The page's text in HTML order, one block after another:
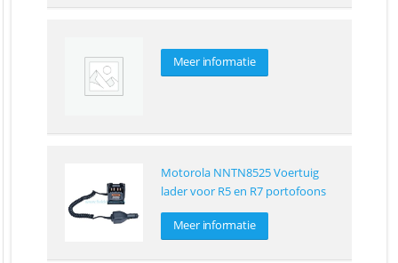
Meer informatie
Motorola NNTN8525 Voertuig
lader voor R5 en R7 portofoons
Meer informatie